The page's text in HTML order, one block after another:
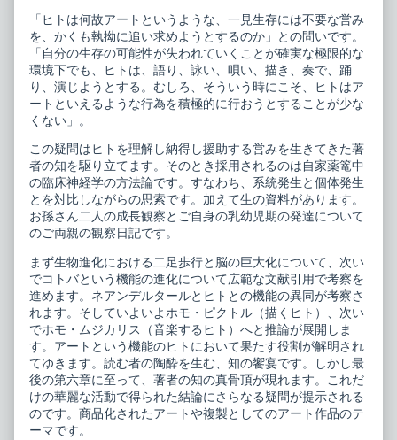
「ヒトは何故アートというような、一見生存には不要な営み
を、かくも執拗に追い求めようとするのか」との問いです。
「自分の生存の可能性が失われていくことが確実な極限的な
環境下でも、ヒトは、語り、詠い、唄い、描き、奏で、踊
り、演じようとする。むしろ、そういう時にこそ、ヒトはア
ートといえるような行為を積極的に行おうとすることが少な
くない」。
この疑問はヒトを理解し納得し援助する営みを生きてきた著
者の知を駆り立てます。そのとき採用されるのは自家薬篭中
の臨床神経学の方法論です。すなわち、系統発生と個体発生
とを対比しながらの思索です。加えて生の資料があります。
お孫さん二人の成長観察とご自身の乳幼児期の発達について
のご両親の観察日記です。
まず生物進化における二足歩行と脳の巨大化について、次い
でコトバという機能の進化について広範な文献引用で考察を
進めます。ネアンデルタールとヒトとの機能の異同が考察さ
れます。そしていよいよホモ・ピクトル（描くヒト）、次い
でホモ・ムジカリス（音楽するヒト）へと推論が展開しま
す。アートという機能のヒトにおいて果たす役割が解明され
てゆきます。読む者の陶酔を生む、知の饗宴です。しかし最
後の第六章に至って、著者の知の真骨頂が現れます。これだ
けの華麗な活動で得られた結論にさらなる疑問が提示される
のです。商品化されたアートや複製としてのアート作品のテ
ーマです。